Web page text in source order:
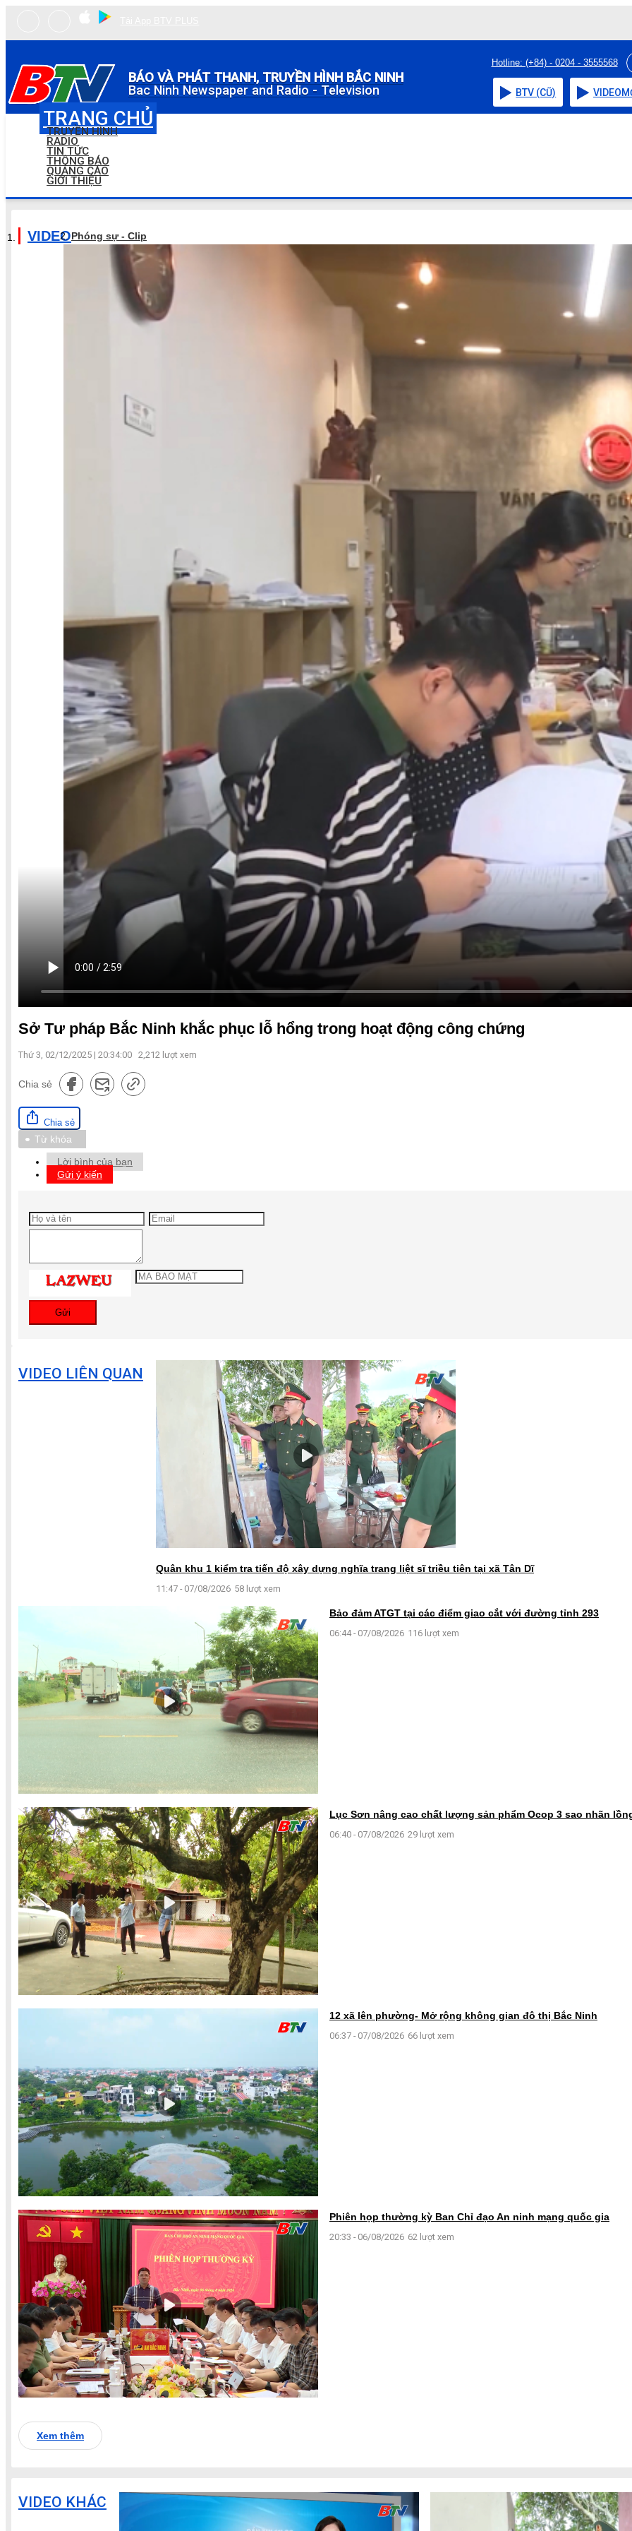
BÁO VÀ PHÁT THANH, TRUYỀN HÌNH BẮC NINH
Bac Ninh Newspaper and Radio - Television
Hotline: (+84) - 0204 - 3555568
BTV (CŨ) VIDEO
TRANG CHỦ
TRUYỀN HÌNH
RADIO
TIN TỨC
THÔNG BÁO
QUẢNG CÁO
GIỚI THIỆU
VIDEOPhóng sự - Clip
Sở Tư pháp Bắc Ninh khắc phục lỗ hổng trong hoạt động công chứng
Thứ 3, 02/12/2025 | 20:34:00 2,212 lượt xem
Chia sẻ
Chia sẻ
Từ khóa
Lời bình của bạn
Gửi ý kiến
Gửi
VIDEO LIÊN QUAN
Quân khu 1 kiểm tra tiến độ xây dựng nghĩa trang liệt sĩ triều tiên tại xã Tân Dĩ
11:47 - 07/08/2026 58 lượt xem
Bảo đảm ATGT tại các điểm giao cắt với đường tỉnh 293
06:44 - 07/08/2026 116 lượt xem
Lục Sơn nâng cao chất lượng sản phẩm Ocop 3 sao nhãn
06:40 - 07/08/2026 29 lượt xem
12 xã lên phường- Mở rộng không gian đô thị Bắc Ninh
06:37 - 07/08/2026 66 lượt xem
Phiên họp thường kỳ Ban Chỉ đạo An ninh mạng quốc gia
20:33 - 06/08/2026 62 lượt xem
Xem thêm
VIDEO KHÁC